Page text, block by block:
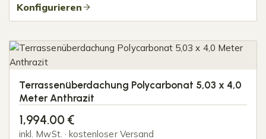
Konfigurieren
Terrassenüberdachung Polycarbonat 5,03 x 4,0
Meter Anthrazit
1,994.00 €
inkl. MwSt. · kostenloser Versand